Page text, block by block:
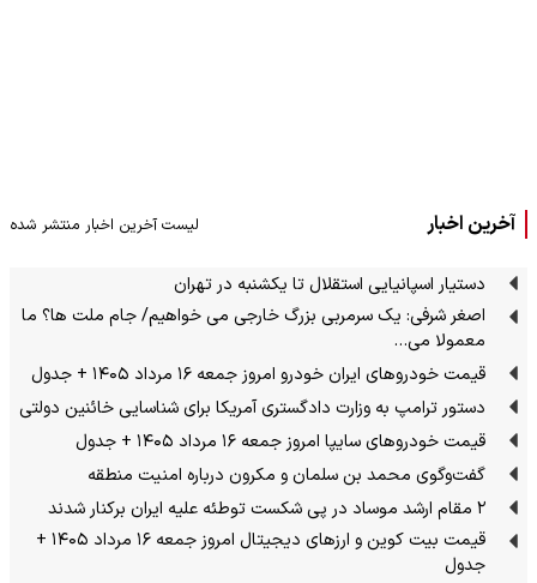
آخرین اخبار لیست آخرین اخبار منتشر شده
دستیار اسپانیایی استقلال تا یکشنبه در تهران
اصغر شرفی: یک سرمربی بزرگ خارجی می خواهیم/ جام ملت ها؟ ما
معمولا می…
قیمت خودرو‌های ایران خودرو امروز جمعه ۱۶ مرداد ۱۴۰۵ + جدول
دستور ترامپ به وزارت دادگستری آمریکا برای شناسایی خائنین دولتی
قیمت خودرو‌های سایپا امروز جمعه ۱۶ مرداد ۱۴۰۵ + جدول
گفت‌وگوی محمد بن سلمان و مکرون درباره امنیت منطقه
۲ مقام‌ ارشد موساد در پی شکست توطئه علیه ایران برکنار شدند
قیمت بیت کوین و ارز‌های دیجیتال امروز جمعه ۱۶ مرداد ۱۴۰۵ +
جدول